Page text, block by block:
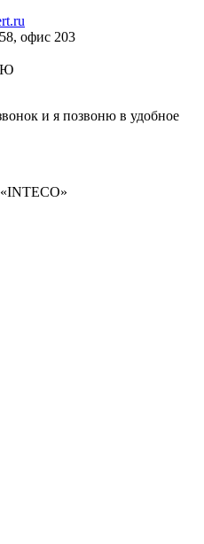
офис 203
и я позвоню в удобное